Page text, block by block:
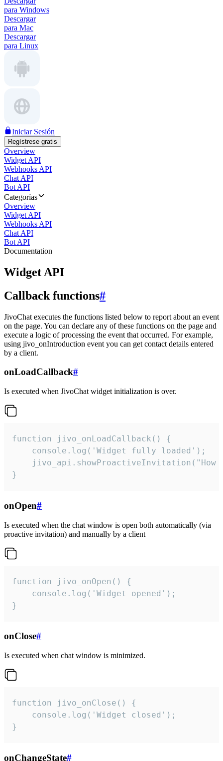
para Windows
Descargar
para Mac
Descargar
para Linux
Iniciar Sesión
Regístrese gratis
Overview
Widget API
Webhooks API
Chat API
Bot API
Categorías
Overview
Widget API
Webhooks API
Chat API
Bot API
Documentation
Widget API
Callback functions#
JivoChat executes the functions listed below to report about an event
on the page. You can declare any of these functions on the page and
execute a logic of processing the event that occurred. For example,
using jivo_onIntroduction event you can get contact details entered
by a client.
onLoadCallback#
Is executed when JivoChat widget initialization is over.
function jivo_onLoadCallback() {
    console.log('Widget fully loaded');
jivo_api.showProactiveInvitation("How
}
onOpen#
Is executed when the chat window is open both automatically (via
proactive invitation) and manually by a client
function jivo_onOpen() {
    console.log('Widget opened');
}
onClose#
Is executed when chat window is minimized.
function jivo_onClose() {
    console.log('Widget closed');
}
onChangeState#